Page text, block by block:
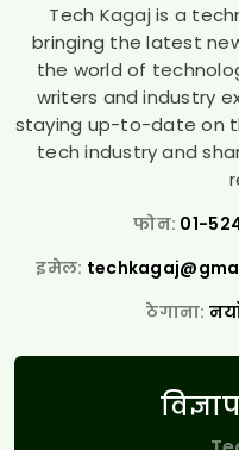
Tech Kagaj is a
bringing the latest
the world of
writers and industry
staying up-to-date on
tech industry and
फोन: 01-
इमेल:
ठेगाना: